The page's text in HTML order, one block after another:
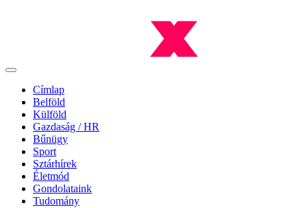
Címlap
Belföld
Külföld
Gazdaság / HR
Bűnügy
Sport
Sztárhírek
Életmód
Gondolataink
Tudomány